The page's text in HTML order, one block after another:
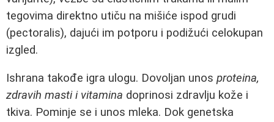
tegovima direktno utiču na mišiće ispod grudi
(pectoralis), dajući im potporu i podižući celokupan
izgled.
Ishrana takođe igra ulogu. Dovoljan unos proteina,
zdravih masti i vitamina doprinosi zdravlju kože i
tkiva. Pominje se i unos mleka. Dok genetska